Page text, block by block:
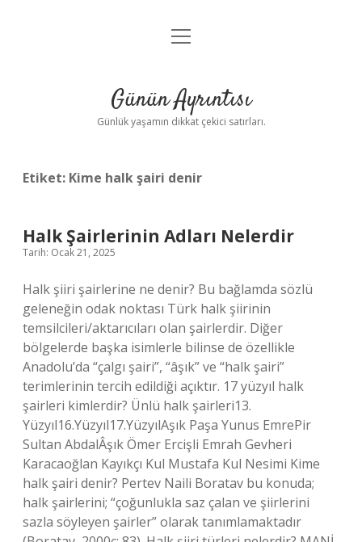
Anasayfa
Yasal Uyarı
menüyü
Günün Ayrıntısı
Günlük yaşamın dikkat çekici satırları.
Etiket: Kime halk şairi denir
Halk Şairlerinin Adları Nelerdir
Tarih: Ocak 21, 2025
Halk şiiri şairlerine ne denir? Bu bağlamda sözlü
geleneğin odak noktası Türk halk şiirinin
temsilcileri/aktarıcıları olan şairlerdir. Diğer
bölgelerde başka isimlerle bilinse de özellikle
Anadolu’da “çalgı şairi”, “âşık” ve “halk şairi”
terimlerinin tercih edildiği açıktır. 17 yüzyıl halk
şairleri kimlerdir? Ünlü halk şairleri13.
Yüzyıl16.Yüzyıl17.YüzyılAşık Paşa Yunus EmrePir
Sultan AbdalÂşık Ömer Ercişli Emrah Gevheri
Karacaoğlan Kayıkçı Kul Mustafa Kul Nesimi Kime
halk şairi denir? Pertev Naili Boratav bu konuda;
halk şairlerini; “çoğunlukla saz çalan ve şiirlerini
sazla söyleyen şairler” olarak tanımlamaktadır